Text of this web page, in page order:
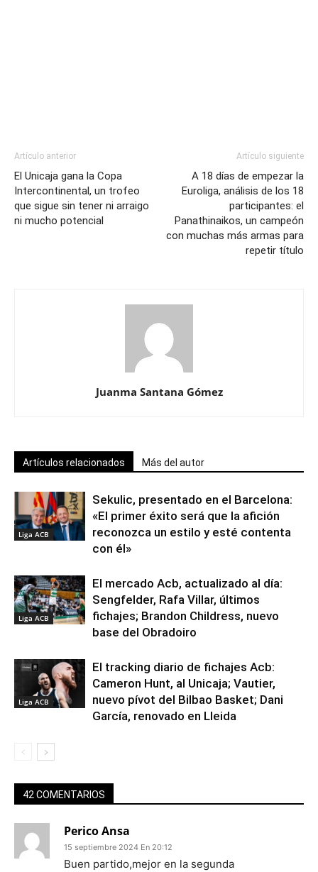
Artículo anterior
El Unicaja gana la Copa
Intercontinental, un trofeo
que sigue sin tener ni arraigo
ni mucho potencial
Artículo siguiente
A 18 días de empezar la
Euroliga, análisis de los 18
participantes: el
Panathinaikos, un campeón
con muchas más armas para
repetir título
Juanma Santana Gómez
Artículos relacionados Más del autor
Liga ACB
Sekulic, presentado en el Barcelona:
«El primer éxito será que la afición
reconozca un estilo y esté contenta
con él»
Liga ACB
El mercado Acb, actualizado al día:
Sengfelder, Rafa Villar, últimos
fichajes; Brandon Childress, nuevo
base del Obradoiro
Liga ACB
El tracking diario de fichajes Acb:
Cameron Hunt, al Unicaja; Vautier,
nuevo pívot del Bilbao Basket; Dani
García, renovado en Lleida
42 COMENTARIOS
Perico Ansa
15 septiembre 2024 En 20:12
Buen partido,mejor en la segunda